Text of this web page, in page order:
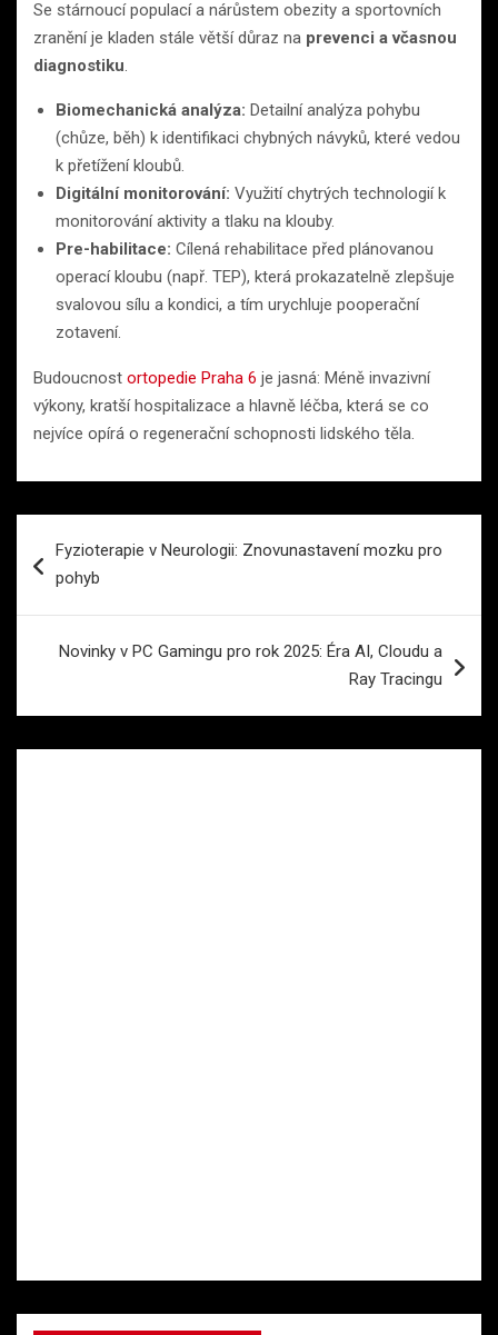
Se stárnoucí populací a nárůstem obezity a sportovních
zranění je kladen stále větší důraz na prevenci a včasnou
diagnostiku.
Biomechanická analýza: Detailní analýza pohybu
(chůze, běh) k identifikaci chybných návyků, které vedou
k přetížení kloubů.
Digitální monitorování: Využití chytrých technologií k
monitorování aktivity a tlaku na klouby.
Pre-habilitace: Cílená rehabilitace před plánovanou
operací kloubu (např. TEP), která prokazatelně zlepšuje
svalovou sílu a kondici, a tím urychluje pooperační
zotavení.
Budoucnost ortopedie Praha 6 je jasná: Méně invazivní
výkony, kratší hospitalizace a hlavně léčba, která se co
nejvíce opírá o regenerační schopnosti lidského těla.
proFyzioterapie v Neurologii: Znovunastavení mozku pro
pohyb
Novinky v PC Gamingu pro rok 2025: Éra AI, Cloudu a
Ray Tracingu